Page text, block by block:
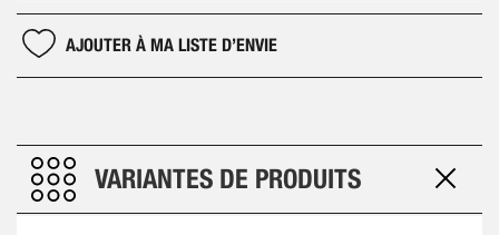
AJOUTER À MA LISTE D’ENVIE
VARIANTES DE PRODUITS